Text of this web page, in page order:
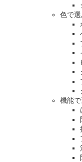
色で選
機能